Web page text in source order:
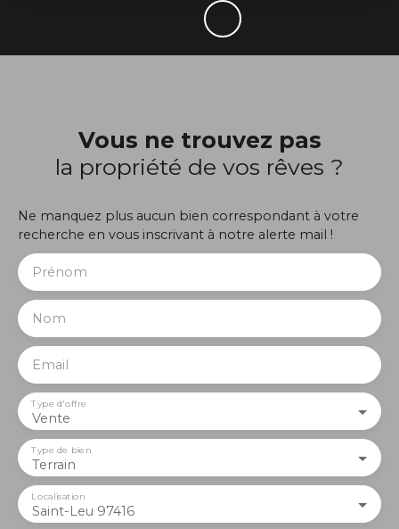
Vous ne trouvez pas
la propriété de vos rêves ?
Ne manquez plus aucun bien correspondant à votre
recherche en vous inscrivant à notre alerte mail !
Prénom
Nom
Email
Vente
Type d'offre
Terrain
Type de bien
Saint-Leu 97416
Localisation